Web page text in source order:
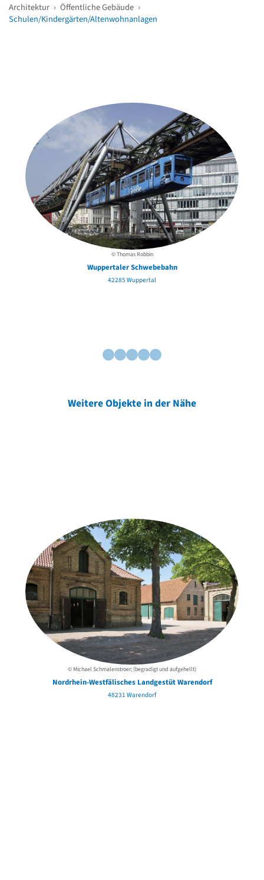
Architektur › Öffentliche Gebäude ›
Schulen/Kindergärten/Altenwohnanlagen
© Thomas Robbin
Wuppertaler Schwebebahn
42285 Wuppertal
Weitere Objekte in der Nähe
© Michael Schmalenstroer; (begradigt und aufgehellt)
Nordrhein-Westfälisches Landgestüt Warendorf
48231 Warendorf